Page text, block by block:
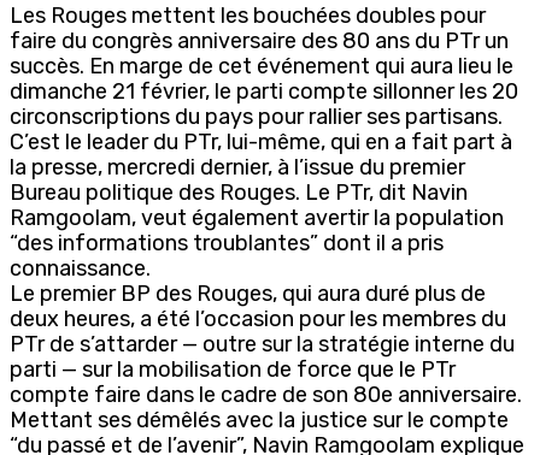
Les Rouges mettent les bouchées doubles pour
faire du congrès anniversaire des 80 ans du PTr un
succès. En marge de cet événement qui aura lieu le
dimanche 21 février, le parti compte sillonner les 20
circonscriptions du pays pour rallier ses partisans.
C’est le leader du PTr, lui-même, qui en a fait part à
la presse, mercredi dernier, à l’issue du premier
Bureau politique des Rouges. Le PTr, dit Navin
Ramgoolam, veut également avertir la population
“des informations troublantes” dont il a pris
connaissance.
Le premier BP des Rouges, qui aura duré plus de
deux heures, a été l’occasion pour les membres du
PTr de s’attarder — outre sur la stratégie interne du
parti — sur la mobilisation de force que le PTr
compte faire dans le cadre de son 80e anniversaire.
Mettant ses démêlés avec la justice sur le compte
“du passé et de l’avenir”, Navin Ramgoolam explique